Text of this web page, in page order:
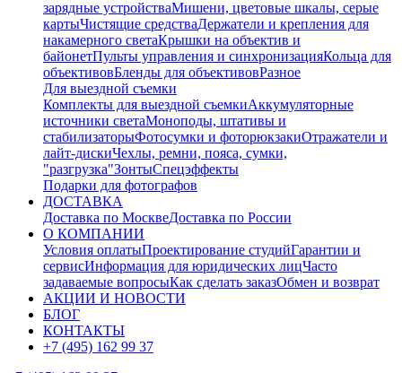
зарядные устройстваМишени, цветовые шкалы, серые
картыЧистящие средстваДержатели и крепления для
накамерного светаКрышки на объектив и
байонетПульты управления и синхронизацияКольца для
объективовБленды для объективовРазное
Для выездной съемки
Комплекты для выездной съемкиАккумуляторные
источники светаМоноподы, штативы и
стабилизаторыФотосумки и фоторюкзакиОтражатели и
лайт-дискиЧехлы, ремни, пояса, сумки,
"разгрузка"ЗонтыСпецэффекты
Подарки для фотографов
ДОСТАВКА
Доставка по МосквеДоставка по России
О КОМПАНИИ
Условия оплатыПроектирование студийГарантии и
сервисИнформация для юридических лицЧасто
задаваемые вопросыКак сделать заказОбмен и возврат
АКЦИИ И НОВОСТИ
БЛОГ
КОНТАКТЫ
+7 (495) 162 99 37